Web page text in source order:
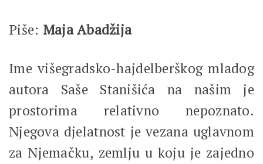
Piše: Maja Abadžija
Ime višegradsko-hajdelberškog mladog
autora Saše Stanišića na našim je
prostorima relativno nepoznato.
Njegova djelatnost je vezana uglavnom
za Njemačku, zemlju u koju je zajedno